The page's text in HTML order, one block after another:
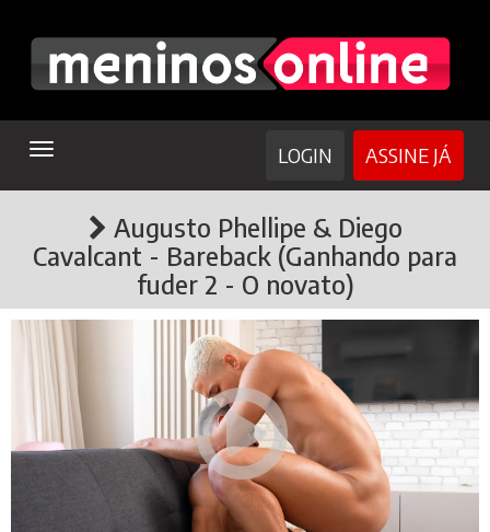
TOGGLE
ASSINE JÁ
LOGIN
Augusto Phellipe & Diego
Cavalcant - Bareback (Ganhando para
fuder 2 - O novato)